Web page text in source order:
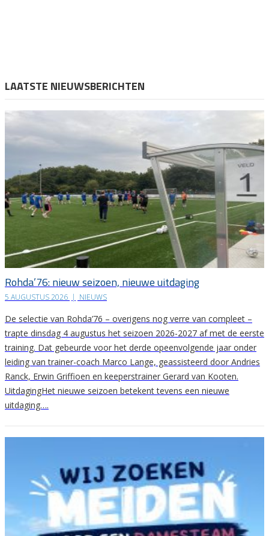
LAATSTE NIEUWSBERICHTEN
Rohda’76: nieuw seizoen, nieuwe uitdaging
5 AUGUSTUS 2026 | NIEUWS
De selectie van Rohda’76 – overigens nog verre van compleet –
trapte dinsdag 4 augustus het seizoen 2026-2027 af met de eerste
training. Dat gebeurde voor het derde opeenvolgende jaar onder
leiding van trainer-coach Marco Lange, geassisteerd door Andries
Ranck, Erwin Griffioen en keeperstrainer Gerard van Kooten.
UitdagingHet nieuwe seizoen betekent tevens een nieuwe
uitdaging….